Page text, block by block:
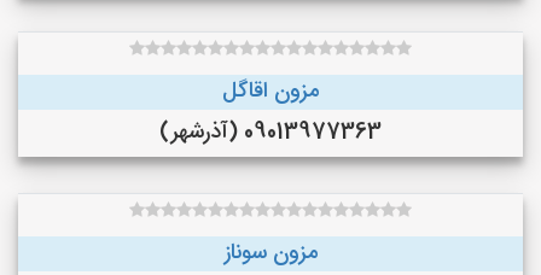
مزون اقاگل
09013977363 (آذرشهر)
مزون سوناز